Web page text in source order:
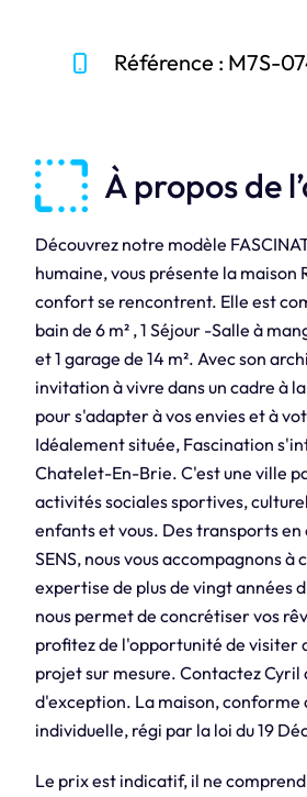
Référence : M7S-
À propos de
Découvrez notre modèle
humaine, vous présente la maison
confort se rencontrent. Elle est
bain de 6 m² , 1 Séjour -Salle à
et 1 garage de 14 m². Avec son
invitation à vivre dans un cadre à
pour s'adapter à vos envies et à
Idéalement située, Fascination
Chatelet-En-Brie. C'est une ville
activités sociales sportives,
enfants et vous. Des transports en
SENS, nous vous accompagnons
expertise de plus de vingt années
nous permet de concrétiser vos
profitez de l'opportunité de visiter
projet sur mesure. Contactez
d'exception. La maison, conforme
individuelle, régi par la loi du 19
Le prix est indicatif, il ne